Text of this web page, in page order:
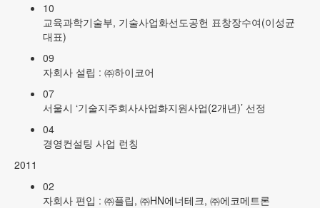
10
교육과학기술부, 기술사업화선도공헌 표창장수여(이성균
대표)
09
자회사 설립 : ㈜하이코어
07
서울시 ‘기술지주회사사업화지원사업(2개년)’ 선정
04
경영컨설팅 사업 런칭
2011
02
자회사 편입 : ㈜플립, ㈜HN에너테크, ㈜에코메트론